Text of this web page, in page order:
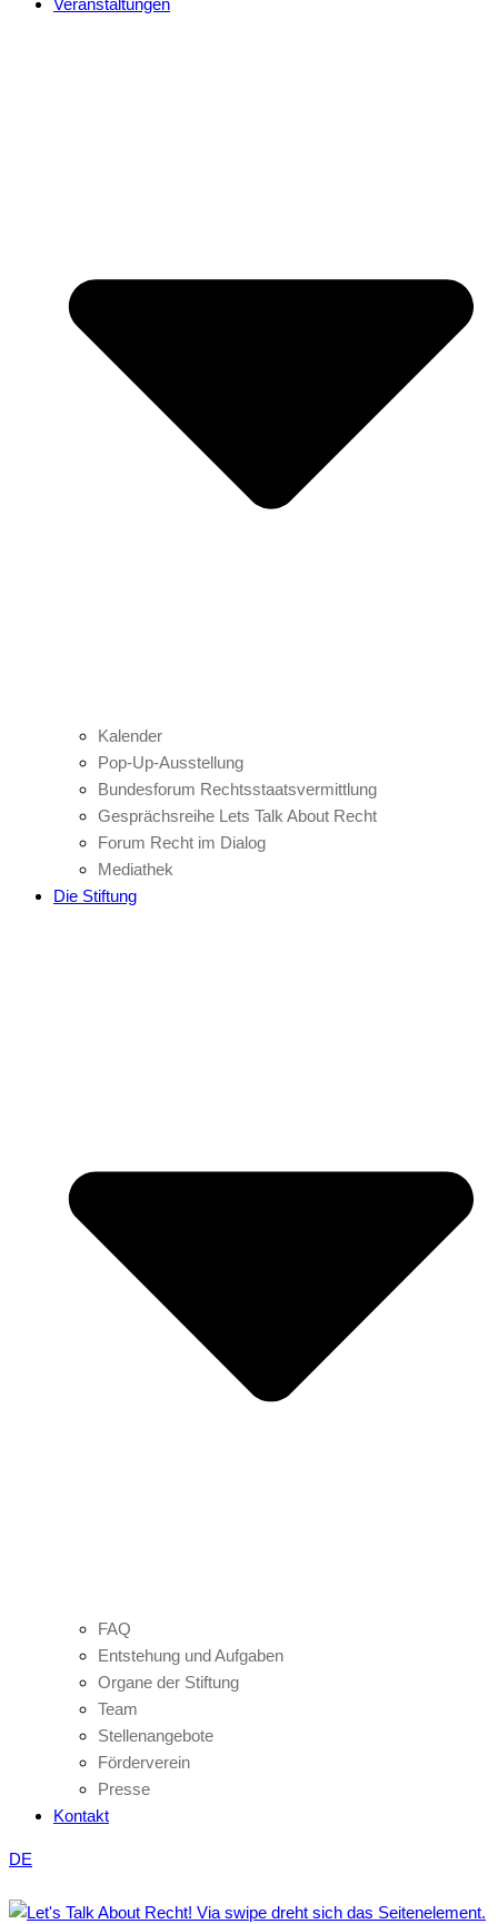
Veranstaltungen
Kalender
Pop-Up-Ausstellung
Bundesforum Rechtsstaatsvermittlung
Gesprächsreihe Lets Talk About Recht
Forum Recht im Dialog
Mediathek
Die Stiftung
FAQ
Entstehung und Aufgaben
Organe der Stiftung
Team
Stellenangebote
Förderverein
Presse
Kontakt
DE